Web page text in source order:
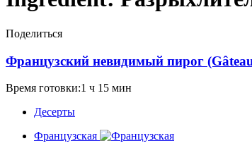
Поделиться
Французский невидимый пирог
Время готовки:1 ч 15 мин
Десерты
Французская